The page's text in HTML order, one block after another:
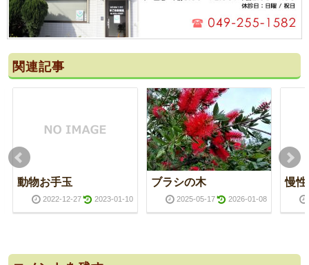
関連記事
動物お手玉
2022-12-27 2023-01-10
ブラシの木
2025-05-17 2026-01-08
慢